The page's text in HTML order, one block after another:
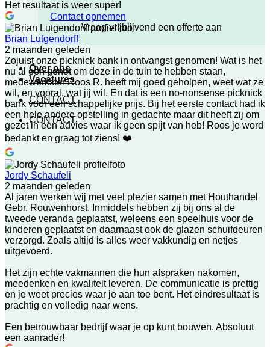
Contact opnemen
Vraag vrijblijvend een offerte aan
Over ons
Vacatures
CONTACT
CONTACT
Het resultaat is weer super!
Brian Lutgendorff
2 maanden geleden
Zojuist onze picknick bank in ontvangst genomen! Wat is het
nu al een genot om deze in de tuin te hebben staan,
medewerkster Roos R. heeft mij goed geholpen, weet wat ze
wil, en vooral, wat jij wil. En dat is een no-nonsense picknick
bank voor een schappelijke prijs. Bij het eerste contact had ik
een hele andere opstelling in gedachte maar dit heeft zij om
gezet in een advies waar ik geen spijt van heb! Roos je word
bedankt en graag tot ziens! ❤️
Jordy Schaufeli
2 maanden geleden
Al jaren werken wij met veel plezier samen met Houthandel
Gebr. Rouwenhorst. Inmiddels hebben zij bij ons al de
tweede veranda geplaatst, weleens een speelhuis voor de
kinderen geplaatst en daarnaast ook de glazen schuifdeuren
verzorgd. Zoals altijd is alles weer vakkundig en netjes
uitgevoerd.
Het zijn echte vakmannen die hun afspraken nakomen,
meedenken en kwaliteit leveren. De communicatie is prettig
en je weet precies waar je aan toe bent. Het eindresultaat is
prachtig en volledig naar wens.
Een betrouwbaar bedrijf waar je op kunt bouwen. Absoluut
een aanrader!